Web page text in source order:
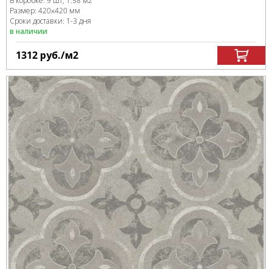
Размер: 420x420 мм
Сроки доставки: 1-3 дня
в наличии
1312 руб./м2